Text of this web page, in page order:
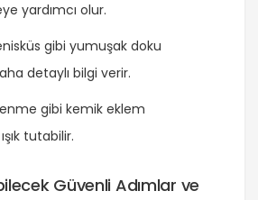
yardımcı olur.
gibi yumuşak doku
detaylı bilgi verir.
gibi kemik eklem
tutabilir.
Güvenli Adımlar ve